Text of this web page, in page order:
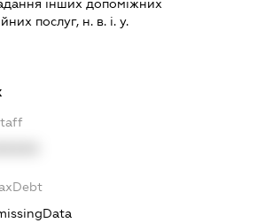
інших допоміжних
послуг, н. в. і. у.